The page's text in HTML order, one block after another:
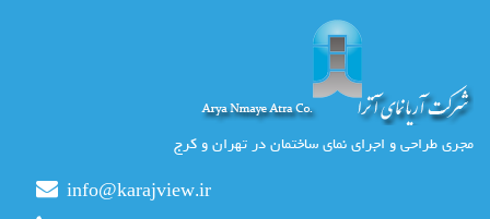
مجری طراحی و اجرای نمای ساختمان در تهران و کرج
info@karajview.ir